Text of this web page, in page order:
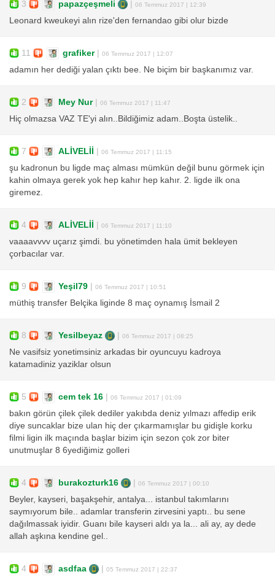
3 papazçeşmeli 06 Temmuz 2017 | 12:39
Leonard kweukeyi alın rize'den fernandao gibi olur bizde
11 grafiker| 06 Temmuz 2017 | 12:07
adamın her dediği yalan çıktı bee. Ne biçim bir başkanımız var.
2 Mey Nur| 06 Temmuz 2017 | 11:47
Hiç olmazsa VAZ TE'yi alın..Bildiğimiz adam..Boşta üstelik..
7 ALİVELİİ 06 Temmuz 2017 | 11:15
şu kadronun bu ligde maç alması mümkün değil bunu görmek için
kahin olmaya gerek yok hep kahır hep kahır. 2. ligde ilk ona
giremez.
4 ALİVELİİ 06 Temmuz 2017 | 11:10
vaaaavvvv uçarız şimdi. bu yönetimden hala ümit bekleyen
çorbacılar var.
9 Yeşil79 06 Temmuz 2017 | 10:51
müthiş transfer Belçika liginde 8 maç oynamış İsmail 2
8 Yesilbeyaz 06 Temmuz 2017 | 08:25
Ne vasifsiz yonetimsiniz arkadas bir oyuncuyu kadroya
katamadiniz yaziklar olsun
5 cem tek 16 06 Temmuz 2017 | 01:09
bakın görün çilek çilek dediler yakıbda deniz yılmazı affedip erik
diye suncaklar bize ulan hiç der çıkarmamışlar bu gidişle korku
filmi ligin ilk maçında başlar bizim için sezon çok zor biter
unutmuşlar 8 6yediğimiz golleri
4 burakozturk16 06 Temmuz 2017 | 00:10
Beyler, kayseri, başakşehir, antalya... istanbul takımlarını
saymıyorum bile.. adamlar transferin zirvesini yaptı.. bu sene
dağılmassak iyidir. Guanı bile kayseri aldı ya la... ali ay, ay dede
allah aşkına kendine gel..
4 asdfaa 05 Temmuz 2017 | 22:37